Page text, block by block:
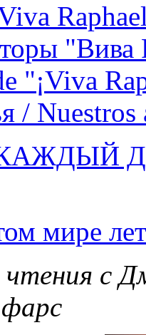
"Вива
"¡Viva
/ Nuestros
мире
чтения с